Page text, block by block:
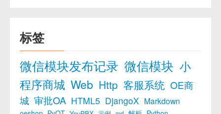
标签
微信模块发布记录 微信模块 小
程序商城 Web Http 客服系统 OE商
城 审批OA HTML5 DjangoX Markdown